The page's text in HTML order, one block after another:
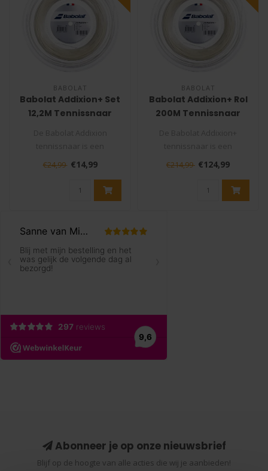
BABOLAT
Babolat Addixion+ Set
12,2M Tennissnaar
multifilamenten snaar met
PTFE vezels, de..
€24,99 €14,99
BABOLAT
Babolat Addixion+ Rol
200M Tennissnaar
multifilamenten snaar met
PTFE vezels, d..
€214,99 €124,99
Abonneer je op onze nieuwsbrief
Blijf op de hoogte van alle acties die wij je aanbieden!